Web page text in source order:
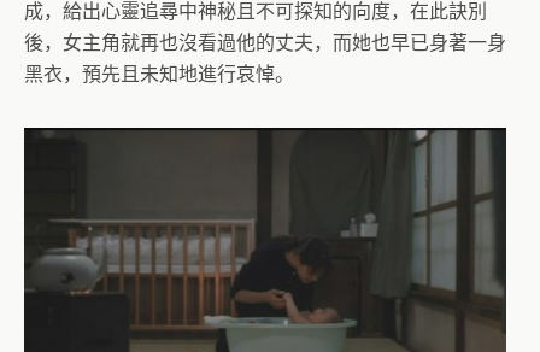
成，給出心靈追尋中神秘且不可探知的向度，在此訣別
後，女主角就再也沒看過他的丈夫，而她也早已身著一身
黑衣，預先且未知地進行哀悼。